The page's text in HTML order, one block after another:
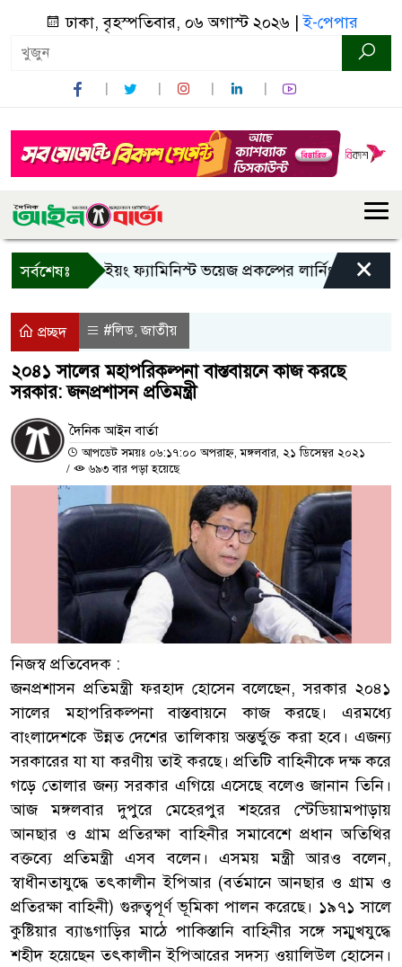
ঢাকা, বৃহস্পতিবার, ০৬ অগাস্ট ২০২৬ |ই-পেপার
সর্বশেষঃ
বান্দরবানে ইয়ং ফ্যামিনিস্ট ভয়েজ প্রকল্পের লার্নিং শেয়ারিং
×
প্রচ্ছদ #লিড,জাতীয়
২০৪১ সালের মহাপরিকল্পনা বাস্তবায়নে কাজ করছে
সরকার: জনপ্রশাসন প্রতিমন্ত্রী
দৈনিক আইন বার্তা
আপডেট সময়ঃ ০৬:১৭:০০ অপরাহ্ন, মঙ্গলবার, ২১ ডিসেম্বর ২০২১
/
৬৯৩ বার পড়া হয়েছে
নিজস্ব প্রতিবেদক :
জনপ্রশাসন প্রতিমন্ত্রী ফরহাদ হোসেন বলেছেন, সরকার ২০৪১
সালের মহাপরিকল্পনা বাস্তবায়নে কাজ করছে। এরমধ্যে
বাংলাদেশকে উন্নত দেশের তালিকায় অন্তর্ভুক্ত করা হবে। এজন্য
সরকারের যা যা করণীয় তাই করছে। প্রতিটি বাহিনীকে দক্ষ করে
গড়ে তোলার জন্য সরকার এগিয়ে এসেছে বলেও জানান তিনি।
আজ মঙ্গলবার দুপুরে মেহেরপুর শহরের স্টেডিয়ামপাড়ায়
আনছার ও গ্রাম প্রতিরক্ষা বাহিনীর সমাবেশে প্রধান অতিথির
বক্তব্যে প্রতিমন্ত্রী এসব বলেন। এসময় মন্ত্রী আরও বলেন,
স্বাধীনতাযুদ্ধে তৎকালীন ইপিআর (বর্তমানে আনছার ও গ্রাম ও
প্রতিরক্ষা বাহিনী) গুরুত্বপূর্ণ ভূমিকা পালন করেছে। ১৯৭১ সালে
কুষ্টিয়ার ব্যাঙগাড়ির মাঠে পাকিস্তানি বাহিনীর সঙ্গে সম্মুখযুদ্ধে
শহীদ হয়েছেন তৎকালীন ইপিআরের সদস্য ওয়ালিউল হোসেন।